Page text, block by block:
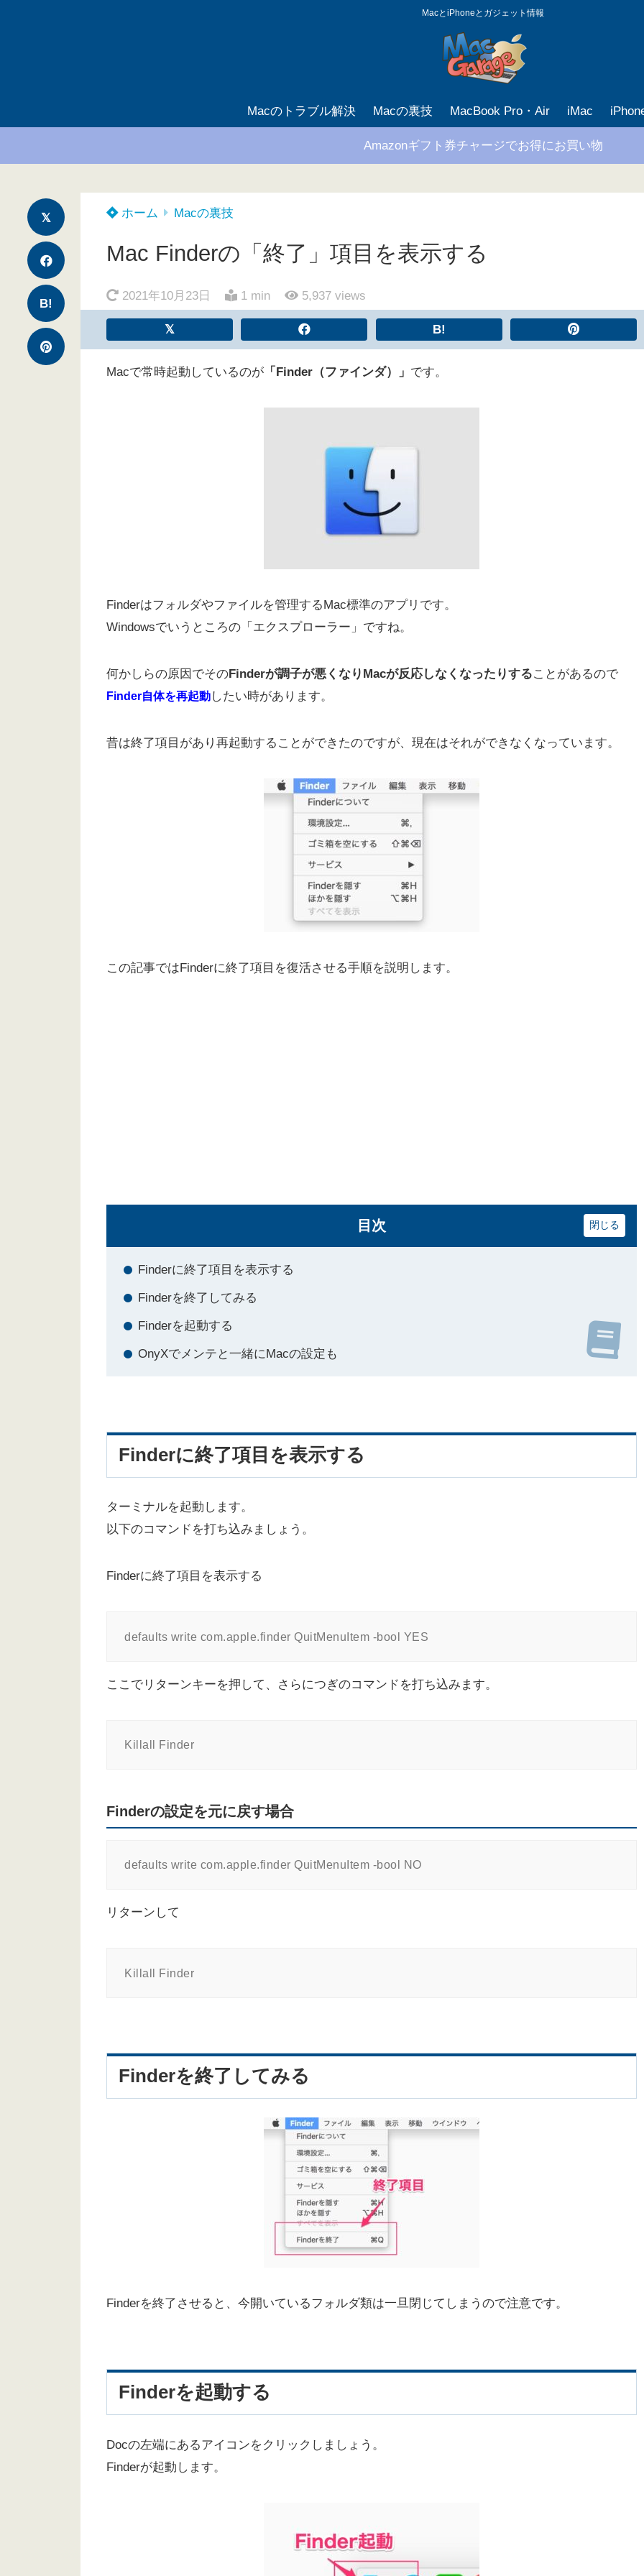
MacとiPhoneとガジェット情報
Macのトラブル解決 Macの裏技 MacBook Pro・Air iMac
Amazonギフト券チャージでお得にお買い物
B!
ホーム Macの裏技
Mac Finderの「終了」項目を表示する
2021年10月23日 1 min 5,937 views
B!
Macで常時起動しているのが 「Finder（ファインダ）」 です。
Finderはフォルダやファイルを管理するMac標準のアプリです。
Windowsでいうところの「エクスプローラー」ですね。
何かしらの原因でそのFinderが調子が悪くなりMacが反応しなくなったりすることがあるので
Finder自体を再起動したい時があります。
昔は終了項目があり再起動することができたのですが、現在はそれができなくなっています。
この記事ではFinderに終了項目を復活させる手順を説明します。
目次
Finderに終了項目を表示する
Finderを終了してみる
Finderを起動する
OnyXでメンテと一緒にMacの設定も
Finderに終了項目を表示する
ターミナルを起動します。
以下のコマンドを打ち込みましょう。
Finderに終了項目を表示する
defaults write com.apple.finder QuitMenuItem -bool YES
ここでリターンキーを押して、さらにつぎのコマンドを打ち込みます。
Killall Finder
Finderの設定を元に戻す場合
defaults write com.apple.finder QuitMenuItem -bool NO
リターンして
Killall Finder
Finderを終了してみる
Finderを終了させると、今開いているフォルダ類は一旦閉じてしまうので注意です。
Finderを起動する
Docの左端にあるアイコンをクリックしましょう。
Finderが起動します。